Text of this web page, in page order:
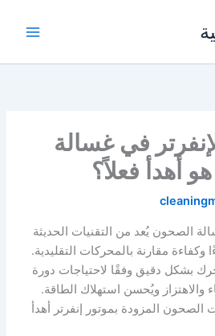
في غسالة
أهدأ فعلاً؟
الصحون يُعد من التقنيات الحديثة
وكفاءة مقارنة بالمحركات التقليدية.
بشكل دقيق وفقًا لاحتياجات دورة
والاهتزاز ويُحسن استهلاك الطاقة.
الصحون المزودة بموتور إنفرتر أهدأ